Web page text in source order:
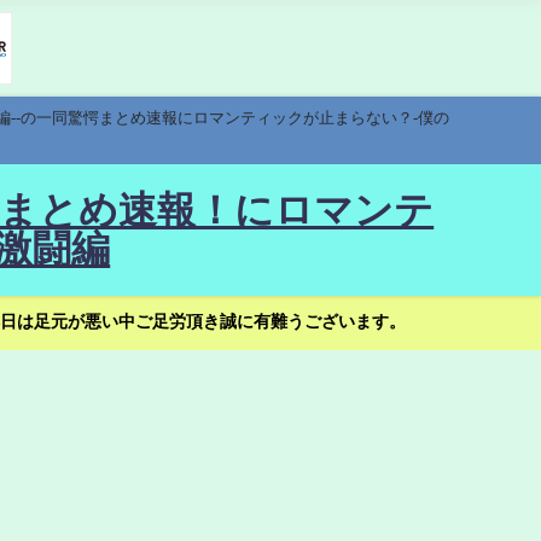
の一同驚愕まとめ速報にロマンティックが止まらない？-僕の
とめ速報！にロマンテ
闘編
足元が悪い中ご足労頂き誠に有難うございます。